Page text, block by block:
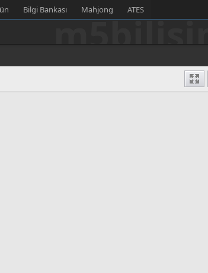
Bilgi Bankası Mahjong ATES